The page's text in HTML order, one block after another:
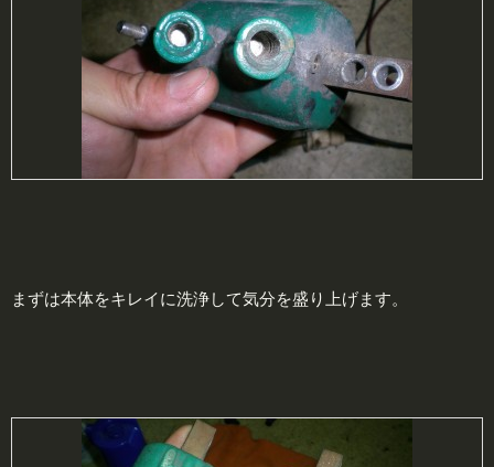
まずは本体をキレイに洗浄して気分を盛り上げます。